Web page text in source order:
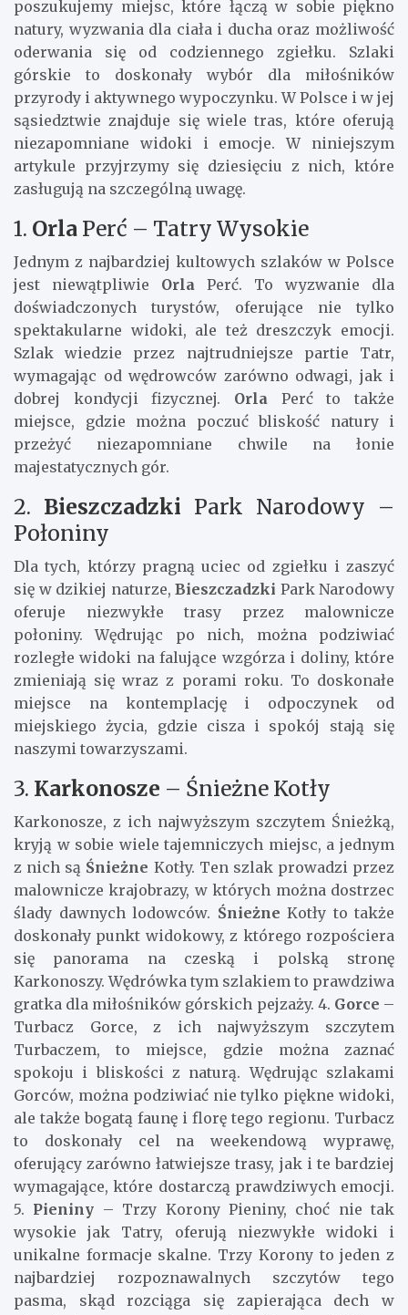
poszukujemy miejsc, które łączą w sobie piękno
natury, wyzwania dla ciała i ducha oraz możliwość
oderwania się od codziennego zgiełku. Szlaki
górskie to doskonały wybór dla miłośników
przyrody i aktywnego wypoczynku. W Polsce i w jej
sąsiedztwie znajduje się wiele tras, które oferują
niezapomniane widoki i emocje. W niniejszym
artykule przyjrzymy się dziesięciu z nich, które
zasługują na szczególną uwagę.
1. Orla Perć – Tatry Wysokie
Jednym z najbardziej kultowych szlaków w Polsce
jest niewątpliwie Orla Perć. To wyzwanie dla
doświadczonych turystów, oferujące nie tylko
spektakularne widoki, ale też dreszczyk emocji.
Szlak wiedzie przez najtrudniejsze partie Tatr,
wymagając od wędrowców zarówno odwagi, jak i
dobrej kondycji fizycznej. Orla Perć to także
miejsce, gdzie można poczuć bliskość natury i
przeżyć niezapomniane chwile na łonie
majestatycznych gór.
2. Bieszczadzki Park Narodowy –
Połoniny
Dla tych, którzy pragną uciec od zgiełku i zaszyć
się w dzikiej naturze, Bieszczadzki Park Narodowy
oferuje niezwykłe trasy przez malownicze
połoniny. Wędrując po nich, można podziwiać
rozległe widoki na falujące wzgórza i doliny, które
zmieniają się wraz z porami roku. To doskonałe
miejsce na kontemplację i odpoczynek od
miejskiego życia, gdzie cisza i spokój stają się
naszymi towarzyszami.
3. Karkonosze – Śnieżne Kotły
Karkonosze, z ich najwyższym szczytem Śnieżką,
kryją w sobie wiele tajemniczych miejsc, a jednym
z nich są Śnieżne Kotły. Ten szlak prowadzi przez
malownicze krajobrazy, w których można dostrzec
ślady dawnych lodowców. Śnieżne Kotły to także
doskonały punkt widokowy, z którego rozpościera
się panorama na czeską i polską stronę
Karkonoszy. Wędrówka tym szlakiem to prawdziwa
gratka dla miłośników górskich pejzaży. 4. Gorce –
Turbacz Gorce, z ich najwyższym szczytem
Turbaczem, to miejsce, gdzie można zaznać
spokoju i bliskości z naturą. Wędrując szlakami
Gorców, można podziwiać nie tylko piękne widoki,
ale także bogatą faunę i florę tego regionu. Turbacz
to doskonały cel na weekendową wyprawę,
oferujący zarówno łatwiejsze trasy, jak i te bardziej
wymagające, które dostarczą prawdziwych emocji.
5. Pieniny – Trzy Korony Pieniny, choć nie tak
wysokie jak Tatry, oferują niezwykłe widoki i
unikalne formacje skalne. Trzy Korony to jeden z
najbardziej rozpoznawalnych szczytów tego
pasma, skąd rozciąga się zapierająca dech w